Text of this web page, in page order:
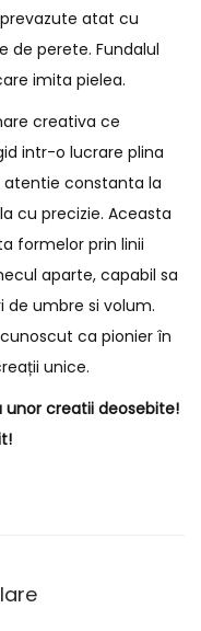
atat cu
de perete. Fundalul
imita pielea.
creativa ce
intr-o lucrare plina
constanta la
cu precizie. Aceasta
formelor prin linii
aparte, capabil sa
de umbre si volum.
ca pionier în
unice.
creatii deosebite!